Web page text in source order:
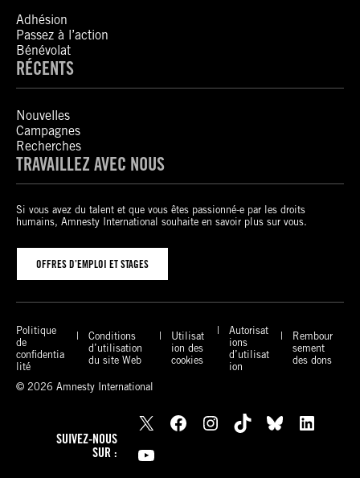
Adhésion
Passez à l’action
Bénévolat
RÉCENTS
Nouvelles
Campagnes
Recherches
TRAVAILLEZ AVEC NOUS
Si vous avez du talent et que vous êtes passionné-e par les droits
humains, Amnesty International souhaite en savoir plus sur vous.
OFFRES D’EMPLOI ET STAGES
Politique
de
confidentia
lité
Conditions
d’utilisation
du site Web
Utilisat
ion des
cookies
Autorisat
ions
d’utilisat
ion
Rembour
sement
des dons
© 2026 Amnesty International
SUIVEZ-NOUS
SUR :
X Facebook Instagram TikTok Bluesky
LinkedIn
YouTube